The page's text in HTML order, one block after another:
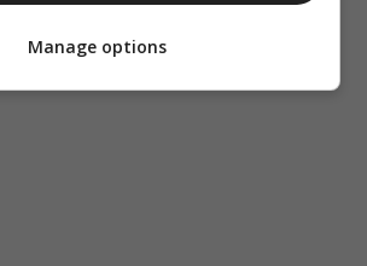
Manage options